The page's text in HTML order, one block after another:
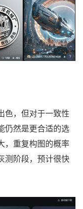
色，但对于一致性
仍然是更合适的选
，重复构图的概率
测阶段，预计很快